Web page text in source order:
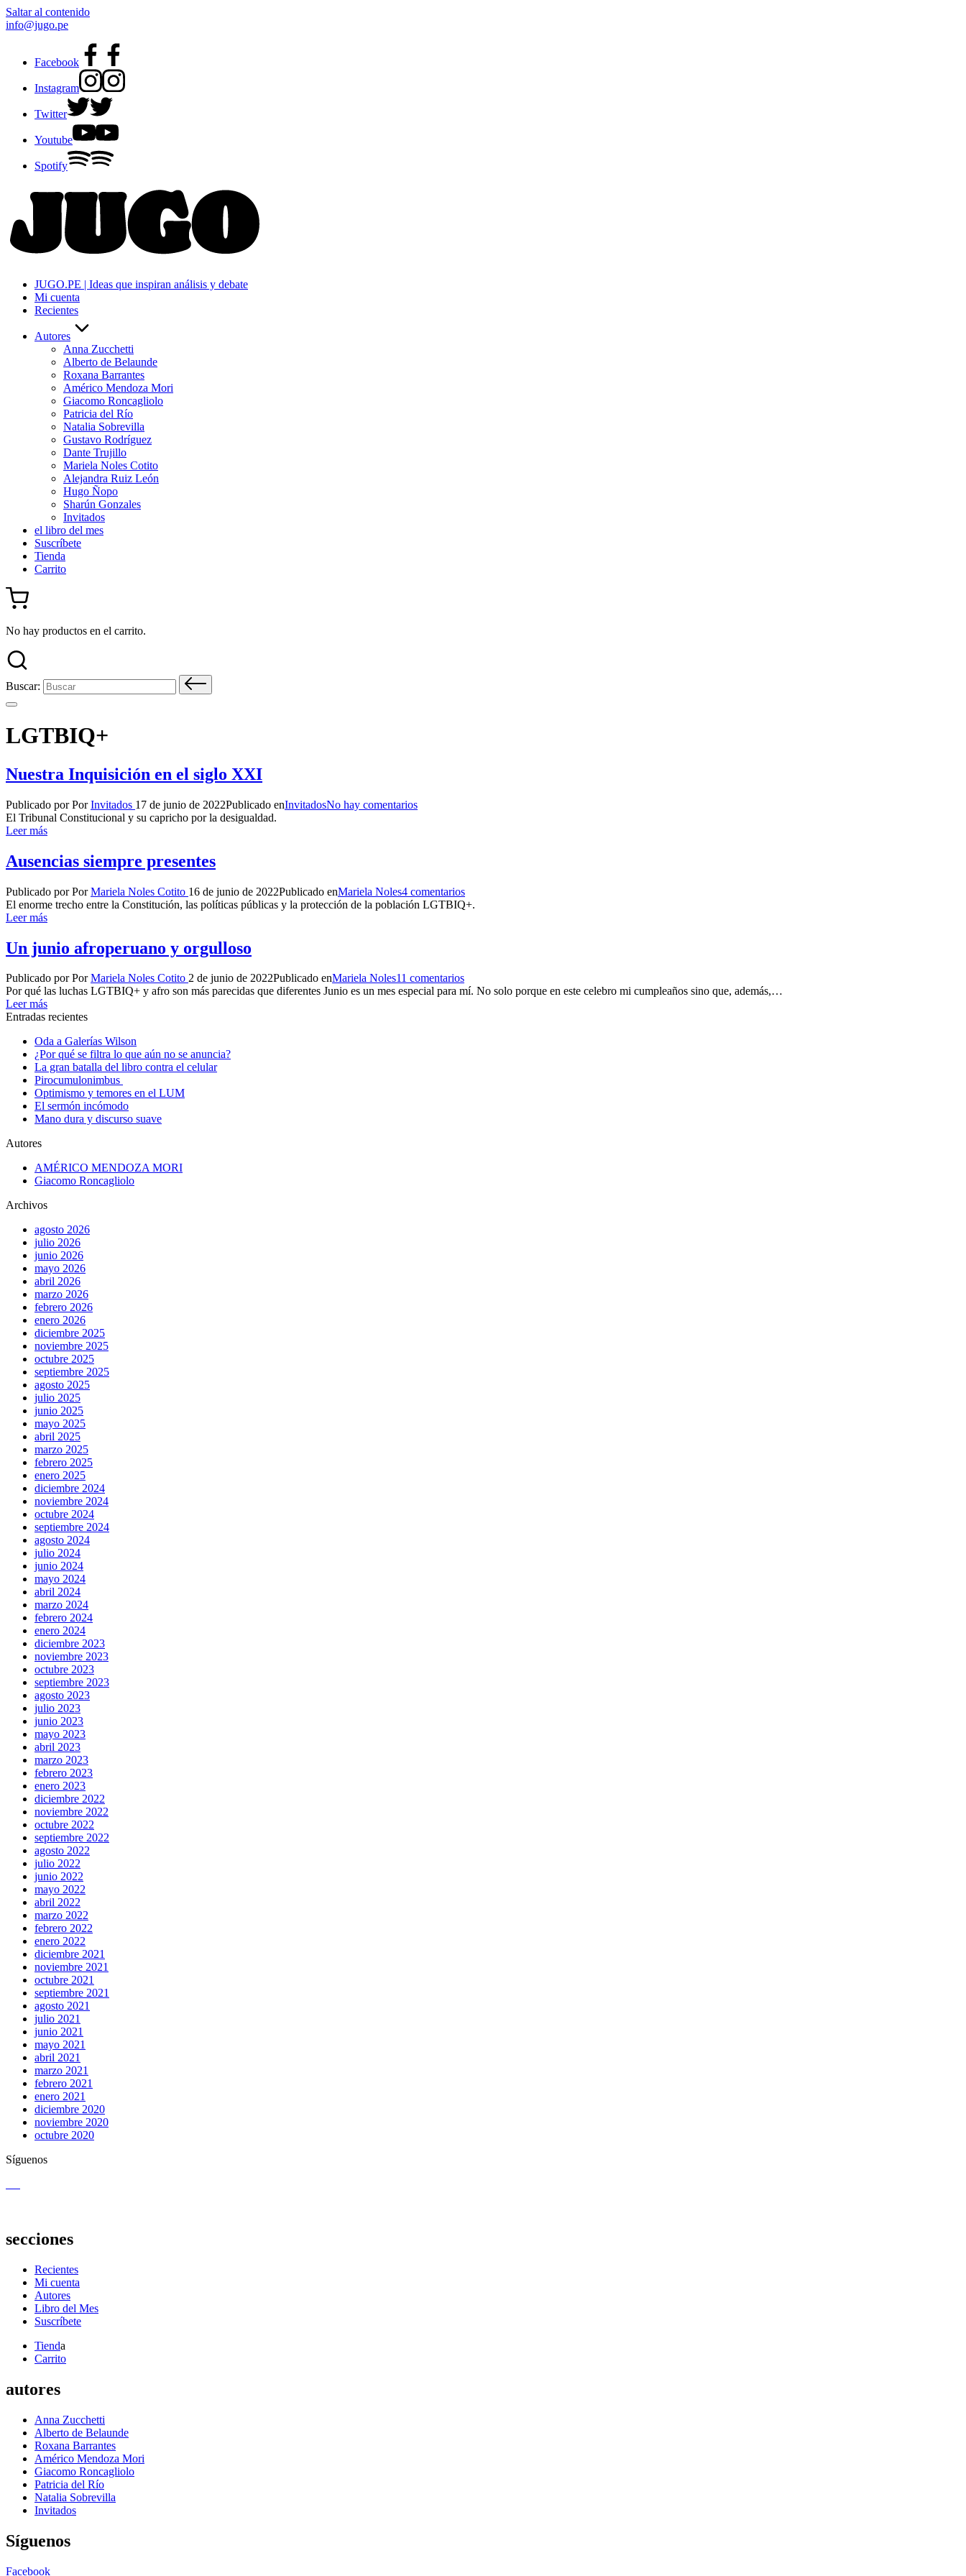
Saltar al contenido
info@jugo.pe
Facebook
Instagram
Twitter
Youtube
Spotify
JUGO.PE | Ideas que inspiran análisis y debate
Mi cuenta
Recientes
Autores
Anna Zucchetti
Alberto de Belaunde
Roxana Barrantes
Américo Mendoza Mori
Giacomo Roncagliolo
Patricia del Río
Natalia Sobrevilla
Gustavo Rodríguez
Dante Trujillo
Mariela Noles Cotito
Alejandra Ruiz León
Hugo Ñopo
Sharún Gonzales
Invitados
el libro del mes
Suscríbete
Tienda
Carrito
No hay productos en el carrito.
Buscar:
LGTBIQ+
Nuestra Inquisición en el siglo XXI
Publicado por PorInvitados 17 de junio de 2022Publicado enInvitadosNo hay comentarios
El Tribunal Constitucional y su capricho por la desigualdad.
Leer más
Ausencias siempre presentes
Publicado por PorMariela Noles Cotito 16 de junio de 2022Publicado enMariela Noles4 comentarios
El enorme trecho entre la Constitución, las políticas públicas y la protección de la población LGTBIQ+.
Leer más
Un junio afroperuano y orgulloso
Publicado por PorMariela Noles Cotito 2 de junio de 2022Publicado enMariela Noles11 comentarios
Por qué las luchas LGTBIQ+ y afro son más parecidas que diferentes Junio es un mes especial para mí. No solo porque en este celebro mi cumpleaños sino que, además,…
Leer más
Entradas recientes
Oda a Galerías Wilson
¿Por qué se filtra lo que aún no se anuncia?
La gran batalla del libro contra el celular
Pirocumulonimbus
Optimismo y temores en el LUM
El sermón incómodo
Mano dura y discurso suave
Autores
AMÉRICO MENDOZA MORI
Giacomo Roncagliolo
Archivos
agosto 2026
julio 2026
junio 2026
mayo 2026
abril 2026
marzo 2026
febrero 2026
enero 2026
diciembre 2025
noviembre 2025
octubre 2025
septiembre 2025
agosto 2025
julio 2025
junio 2025
mayo 2025
abril 2025
marzo 2025
febrero 2025
enero 2025
diciembre 2024
noviembre 2024
octubre 2024
septiembre 2024
agosto 2024
julio 2024
junio 2024
mayo 2024
abril 2024
marzo 2024
febrero 2024
enero 2024
diciembre 2023
noviembre 2023
octubre 2023
septiembre 2023
agosto 2023
julio 2023
junio 2023
mayo 2023
abril 2023
marzo 2023
febrero 2023
enero 2023
diciembre 2022
noviembre 2022
octubre 2022
septiembre 2022
agosto 2022
julio 2022
junio 2022
mayo 2022
abril 2022
marzo 2022
febrero 2022
enero 2022
diciembre 2021
noviembre 2021
octubre 2021
septiembre 2021
agosto 2021
julio 2021
junio 2021
mayo 2021
abril 2021
marzo 2021
febrero 2021
enero 2021
diciembre 2020
noviembre 2020
octubre 2020
Síguenos
secciones
Recientes
Mi cuenta
Autores
Libro del Mes
Suscríbete
Tienda
Carrito
autores
Anna Zucchetti
Alberto de Belaunde
Roxana Barrantes
Américo Mendoza Mori
Giacomo Roncagliolo
Patricia del Río
Natalia Sobrevilla
Invitados
Síguenos
Facebook